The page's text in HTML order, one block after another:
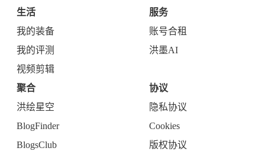
生活
我的装备
我的评测
视频剪辑
服务
账号合租
洪墨AI
聚合
洪绘星空
BlogFinder
BlogsClub
协议
隐私协议
Cookies
版权协议